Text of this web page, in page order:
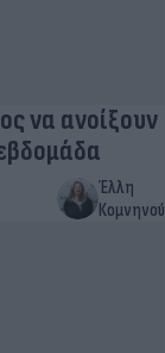
να ανοίξουν
Έλλη
Κομνηνού